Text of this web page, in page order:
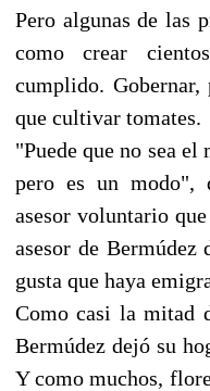
Pero algunas de las
como crear
cumplido.
que cultivar tomates.
"Puede que no sea
pero es un modo",
asesor voluntario
asesor de
gusta que haya
Como casi la mitad
Bermúdez dejó su
Y como muchos,